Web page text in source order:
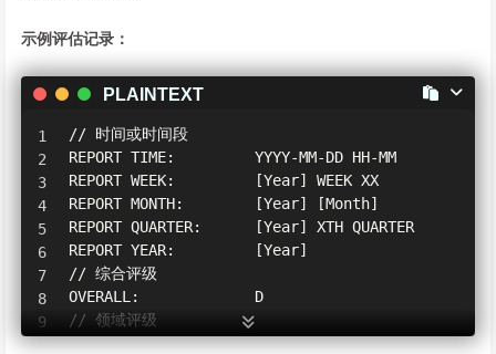
示例评估记录：
// 时间或时间段
REPORT TIME:         YYYY-MM-DD HH-MM
REPORT WEEK:         [Year] WEEK XX
REPORT MONTH:        [Year] [Month]
REPORT QUARTER:      [Year] XTH QUARTER
REPORT YEAR:         [Year]
// 综合评级
OVERALL:             D
// 领域评级
PHYSICAL:            C+ (长期熬夜，肩颈酸痛)
PLAINTEXT